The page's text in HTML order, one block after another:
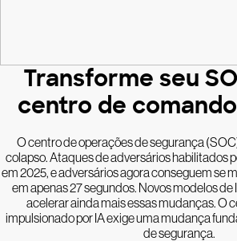
Transforme seu
centro de
O centro de operações de segurança
colapso. Ataques de adversários habilitados
em 2025, e adversários agora conseguem se
em apenas 27 segundos. Novos modelos
acelerar ainda mais essas mudanças. O
impulsionado por IA exige uma mudança
de segurança.